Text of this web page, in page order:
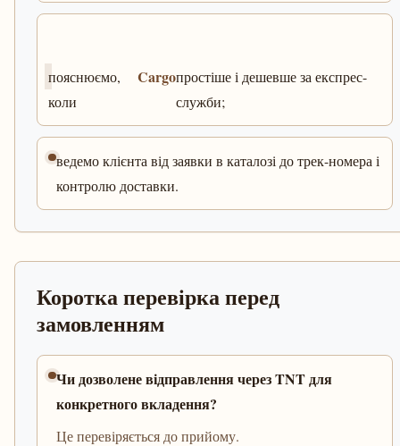
пояснюємо,
коли
Cargoпростіше і дешевше за експрес-
служби;
ведемо клієнта від заявки в каталозі до трек-номера і
контролю доставки.
Коротка перевірка перед
замовленням
Чи дозволене відправлення через TNT для
конкретного вкладення?
Це перевіряється до прийому.